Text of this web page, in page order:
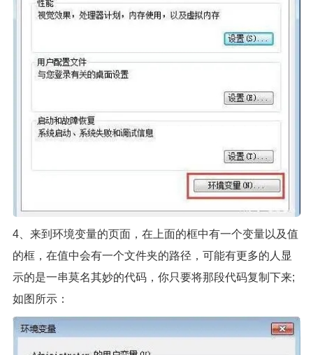
4、来到环境变量的页面，在上面的框中有一个变量以及值
的框，在值中会有一个文件夹的路径，可能有更多的人显
示的是一串莫名其妙的代码，你只要将那段代码复制下来;
如图所示：